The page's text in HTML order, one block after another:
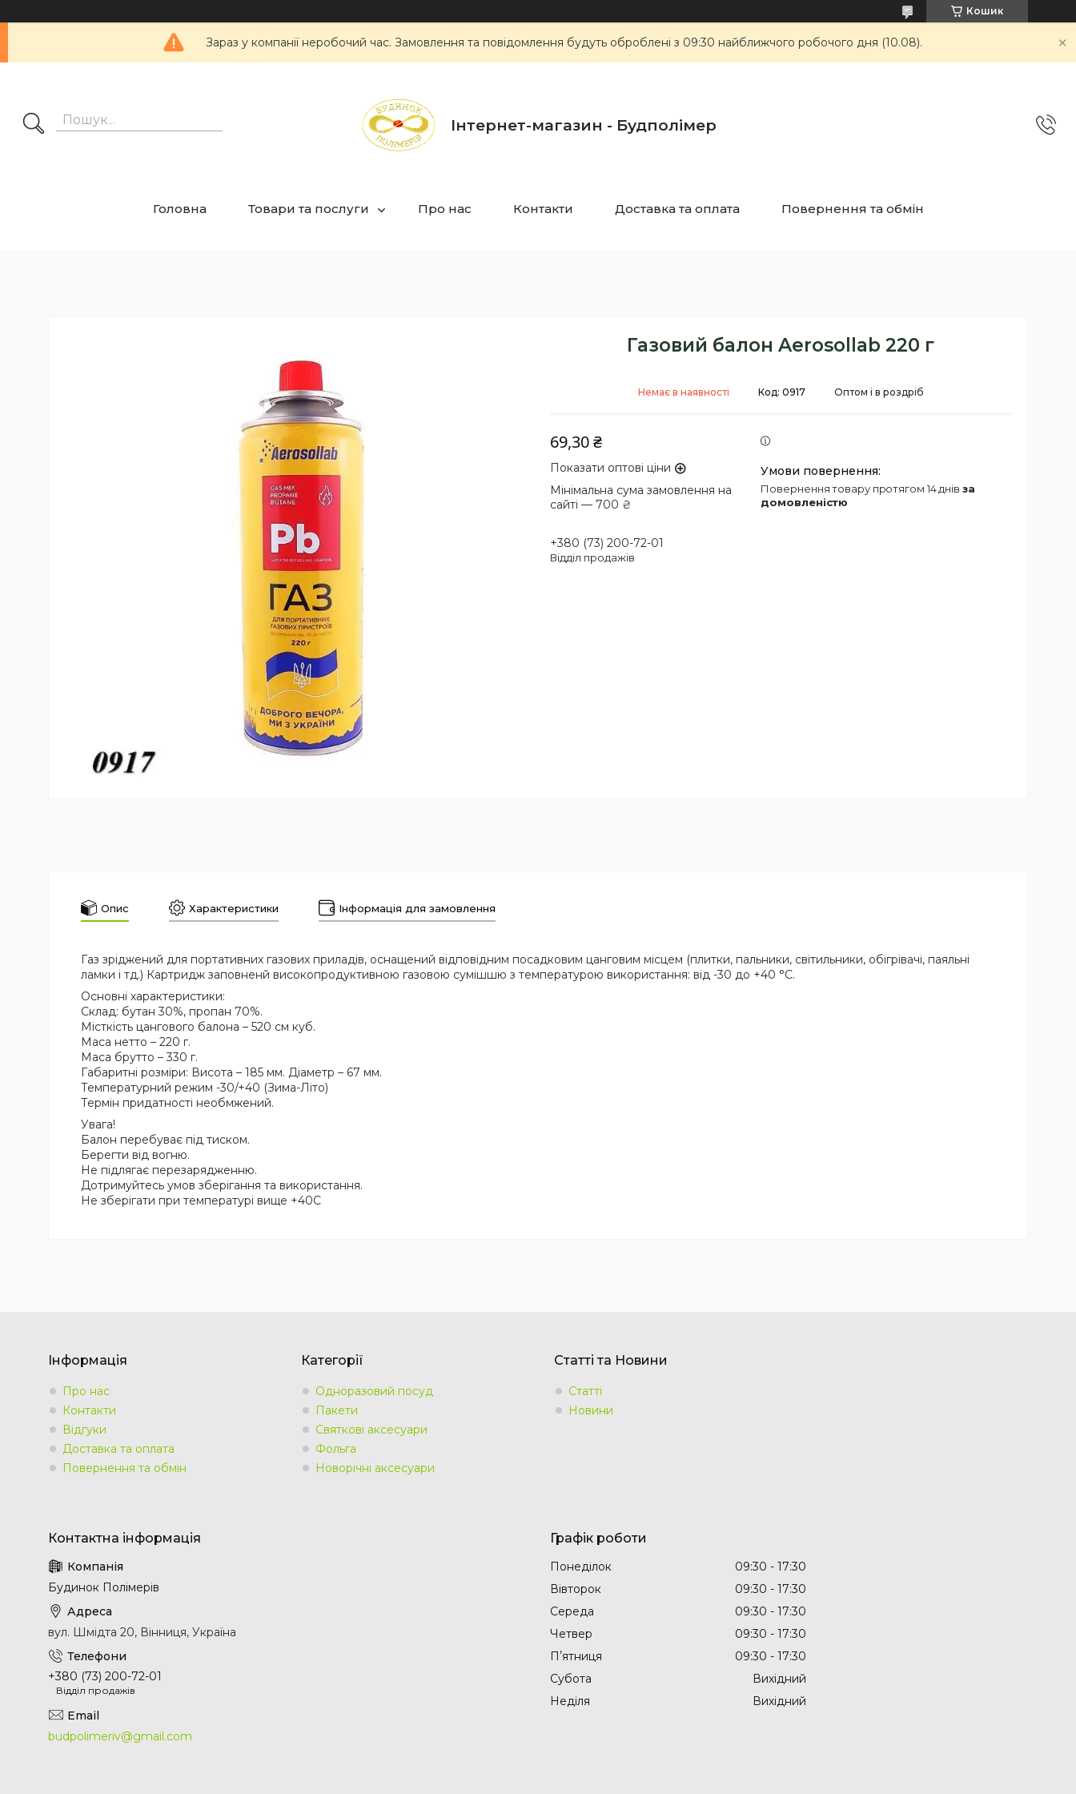
Кошик
Зараз у компанії неробочий час. Замовлення та повідомлення будуть оброблені з 09:30 найближчого робочого дня (10.08).
Інтернет-магазин - Будполімер
Головна Товари та послуги Про нас Контакти Доставка та оплата Повернення та обмін
Газовий балон Aerosollab 220 г
Немає в наявності Оптом і в роздріб
Код: 0917
69,30 ₴
Показати оптові ціни
Мінімальна сума замовлення на
сайті — 700 ₴
+380 (73) 200-72-01
Відділ продажів
повернення товару протягом 14 днів за
домовленістю
Опис Характеристики Інформація для замовлення
Газ зріджений для портативних газових приладів, оснащений відповідним посадковим цанговим місцем (плитки, пальники, світильники, обігрівачі, паяльні
ламки і тд.) Картридж заповненй високопродуктивною газовою сумішшю з температурою використання: від -30 до +40 °C.
Основні характеристики:
Склад: бутан 30%, пропан 70%.
Місткість цангового балона – 520 см куб.
Маса нетто – 220 г.
Маса брутто – 330 г.
Габаритні розміри: Висота – 185 мм. Діаметр – 67 мм.
Температурний режим -30/+40 (Зима-Літо)
Термін придатності необмжений.
Увага!
Балон перебуває під тиском.
Берегти від вогню.
Не підлягає перезарядженню.
Дотримуйтесь умов зберігання та використання.
Не зберігати при температурі вище +40С
Інформація
Про нас
Контакти
Відгуки
Доставка та оплата
Повернення та обмін
Категорії
Одноразовий посуд
Пакети
Святкові аксесуари
Фольга
Новорічні аксесуари
Статті та Новини
Статті
Новини
Будинок Полімерів
вул. Шмідта 20, Вінниця, Україна
+380 (73) 200-72-01
Відділ продажів
budpolimeriv@gmail.com
Графік роботи
Понеділок 09:30
17:30
Вівторок
09:30
17:30
Середа
09:30
17:30
Четвер
09:30
17:30
Пʼятниця
09:30
17:30
Субота
Вихідний
Неділя
Вихідний